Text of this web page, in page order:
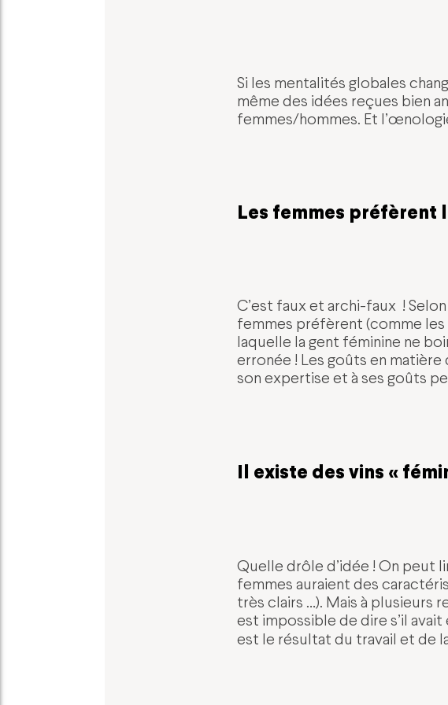
Si les mentalités globales
même des idées reçues bien
femmes/hommes. Et
Les femmes préfèrent
C’est faux et archi-faux !
femmes préfèrent (comme les
laquelle la gent féminine ne
erronée ! Les goûts en
son expertise et à ses goûts
Il existe des vins «
Quelle drôle d’idée ! On peut
femmes auraient des
très clairs …). Mais à plusieurs
est impossible de dire s’il
est le résultat du travail et de